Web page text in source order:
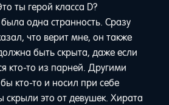
ты герой класса D?
одна странность. Сразу
что верит мне, он также
быть скрыта, даже если
кто-то из парней. Другими
кто-то и носил при себе
это от девушек. Хирата